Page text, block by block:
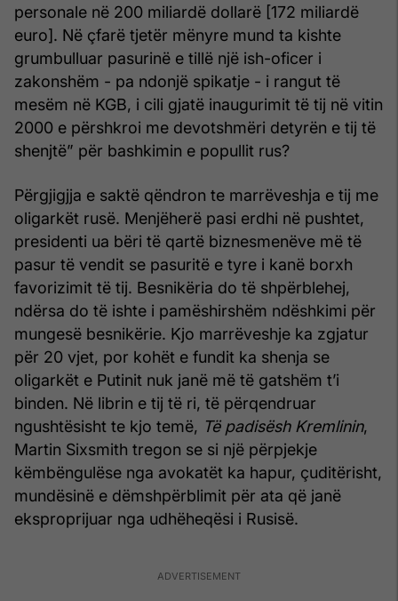
personale në 200 miliardë dollarë [172 miliardë
euro]. Në çfarë tjetër mënyre mund ta kishte
grumbulluar pasurinë e tillë një ish-oficer i
zakonshëm - pa ndonjë spikatje - i rangut të
mesëm në KGB, i cili gjatë inaugurimit të tij në vitin
2000 e përshkroi me devotshmëri detyrën e tij të
shenjtë” për bashkimin e popullit rus?
Përgjigjja e saktë qëndron te marrëveshja e tij me
oligarkët rusë. Menjëherë pasi erdhi në pushtet,
presidenti ua bëri të qartë biznesmenëve më të
pasur të vendit se pasuritë e tyre i kanë borxh
favorizimit të tij. Besnikëria do të shpërblehej,
ndërsa do të ishte i pamëshirshëm ndëshkimi për
mungesë besnikërie. Kjo marrëveshje ka zgjatur
për 20 vjet, por kohët e fundit ka shenja se
oligarkët e Putinit nuk janë më të gatshëm t’i
binden. Në librin e tij të ri, të përqendruar
ngushtësisht te kjo temë, Të padisësh Kremlinin,
Martin Sixsmith tregon se si një përpjekje
këmbëngulëse nga avokatët ka hapur, çuditërisht,
mundësinë e dëmshpërblimit për ata që janë
eksproprijuar nga udhëheqësi i Rusisë.